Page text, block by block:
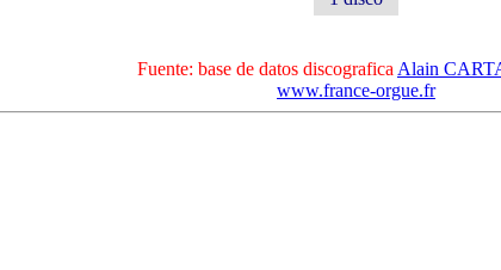
Fuente: base de datos discografica Alain
www.france-orgue.fr